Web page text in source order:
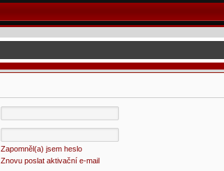
Zapomněl(a) jsem heslo
Znovu poslat aktivační e-mail